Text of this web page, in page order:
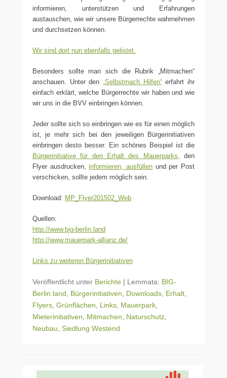
informieren, unterstützen und Erfahrungen
austauschen, wie wir unsere Bürgerrechte wahrnehmen
und durchsetzen können.
Wir sind dort nun ebenfalls gelistet.
Besonders sollte man sich die Rubrik „Mitmachen“
anschauen. Unter den „Selbstmach Hilfen“erfahrt ihr
einfach erklärt, welche Bürgerrechte wir haben und wie
wir uns in die BVV einbringen können.
Jeder sollte sich so einbringen wie es für einen möglich
ist, je mehr sich bei den jeweiligen Bürgerinitiativen
einbringen desto besser. Ein schönes Beispiel ist die
Bürgerinitiative für den Erhalt des Mauerparks, den
Flyer ausdrucken,informieren, ausfüllen und per Post
verschicken, sollte jedem möglich sein.
Download: MP_Flyer201502_Web
Quellen:
http://www.big-berlin.land
http://www.mauerpark-allianz.de/
Links zu weiteren Bürgerinitiativen
Veröffentlicht unter Berichte | Lemmata: BIG-
Berlin.land
Bürgerinitiativen Downloads Erhalt
Flyers Grünflächen Links Mauerpark
Mieterinitiativen
Mitmachen Naturschutz
Neubau Siedlung Westend